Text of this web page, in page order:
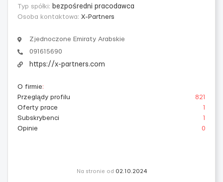
Typ spółki: bezpośredni pracodawca
Osoba kontaktowa: X-Partners
Zjednoczone Emiraty Arabskie
091615690
https://x-partners.com
O firmie:
Przeglądy profilu
821
Oferty prace
1
Subskrybenci
1
Opinie
0
Na stronie od 02.10.2024